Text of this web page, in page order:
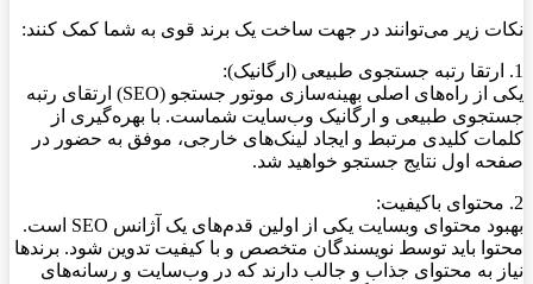
نکات زیر می‌توانند در جهت ساخت یک برند قوی به شما کمک کنند:
1. ارتقا رتبه جستجوی طبیعی (ارگانیک):
یکی از راه‌های اصلی بهینه‌سازی موتور جستجو (SEO) ارتقای رتبه
جستجوی طبیعی و ارگانیک وب‌سایت شماست. با بهره‌گیری از
کلمات کلیدی مرتبط و ایجاد لینک‌های خارجی، موفق به حضور در
صفحه اول نتایج جستجو خواهید شد.
2. محتوای باکیفیت:
بهبود محتوای وبسایت یکی از اولین قدم‌های یک آژانس SEO است.
محتوا باید توسط نویسندگان متخصص و با کیفیت تدوین شود. برندها
نیاز به محتوای جذاب و جالب دارند که در وب‌سایت و رسانه‌های